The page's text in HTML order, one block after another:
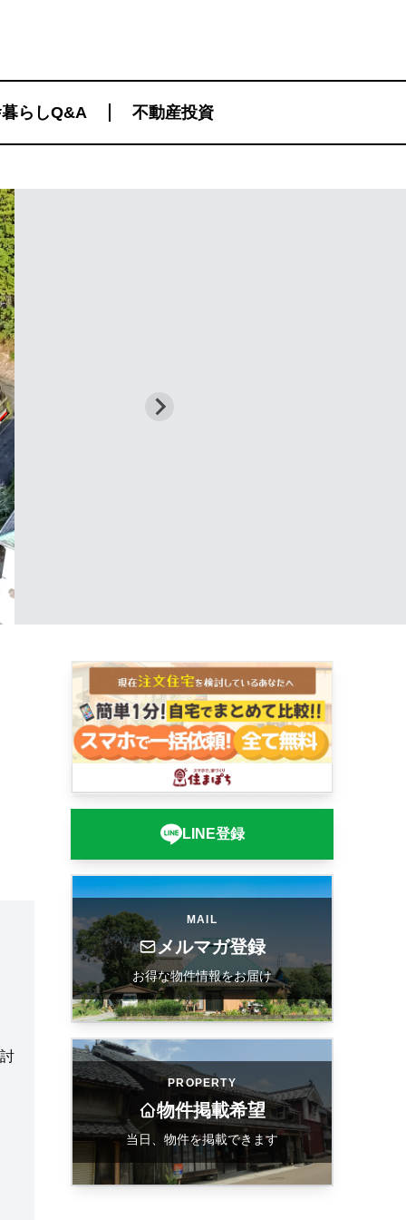
らしQ&A 不動産投資
LINE登録
MAIL
メルマガ登録
お得な物件情報をお届け
PROPERTY
物件掲載希望
当日、物件を掲載できます